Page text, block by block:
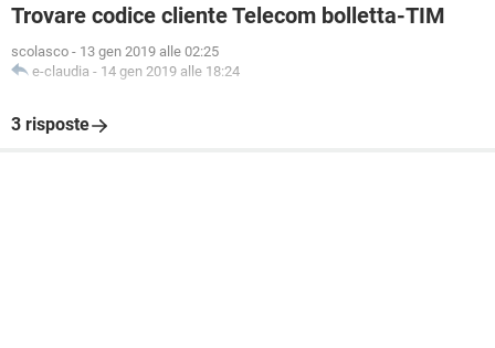
Trovare codice cliente Telecom bolletta-TIM
scolasco - 13 gen 2019 alle 02:25
e-claudia - 14 gen 2019 alle 18:24
3 risposte